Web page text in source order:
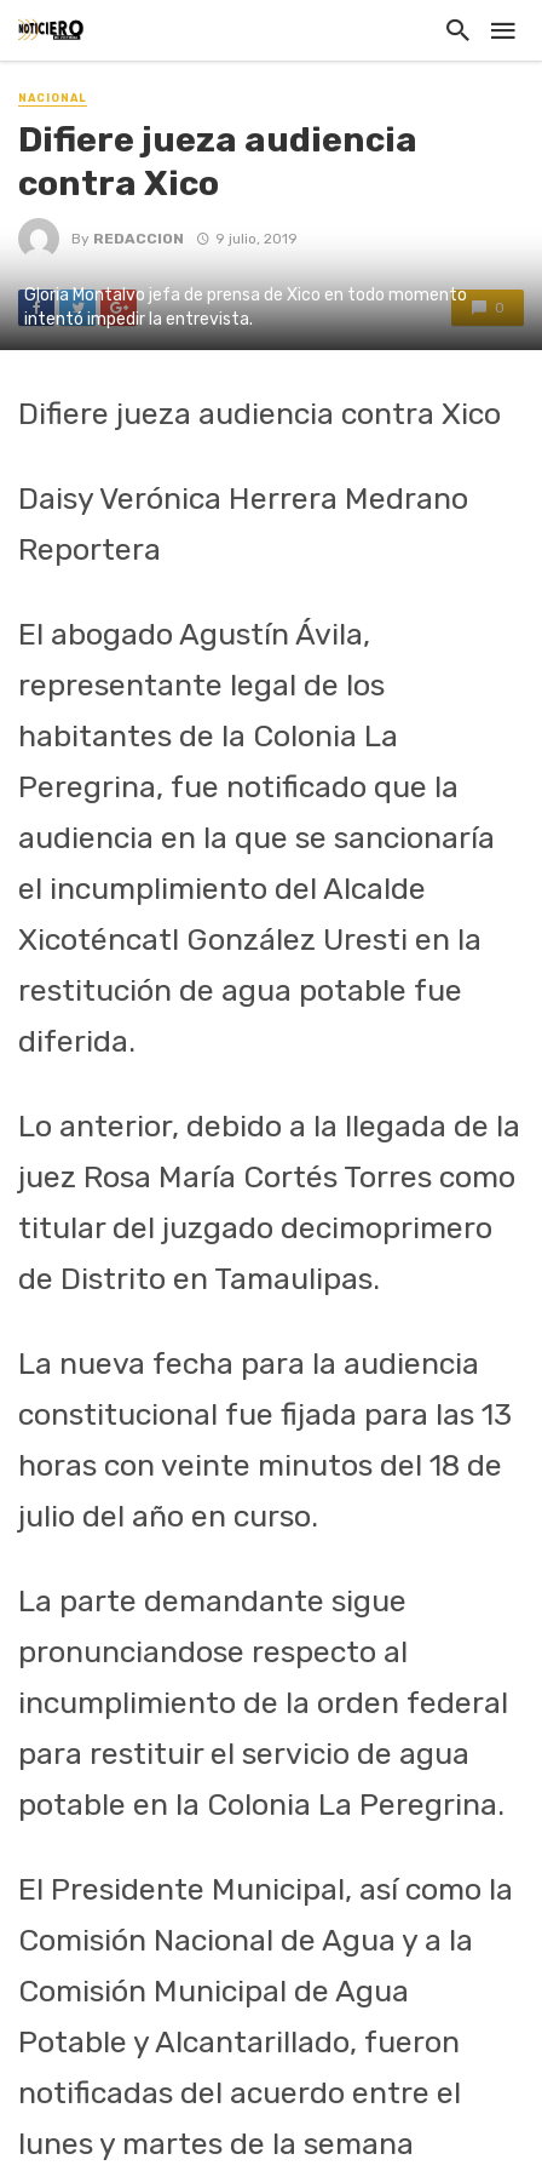
NACIONAL
Difiere jueza audiencia
contra Xico
By REDACCION 9 julio, 2019
0
Gloria Montalvo jefa de prensa de Xico en todo momento
intentó impedir la entrevista.
Difiere jueza audiencia contra Xico
Daisy Verónica Herrera Medrano
Reportera
El abogado Agustín Ávila,
representante legal de los
habitantes de la Colonia La
Peregrina, fue notificado que la
audiencia en la que se sancionaría
el incumplimiento del Alcalde
Xicoténcatl González Uresti en la
restitución de agua potable fue
diferida.
Lo anterior, debido a la llegada de la
juez Rosa María Cortés Torres como
titular del juzgado decimoprimero
de Distrito en Tamaulipas.
La nueva fecha para la audiencia
constitucional fue fijada para las 13
horas con veinte minutos del 18 de
julio del año en curso.
La parte demandante sigue
pronunciandose respecto al
incumplimiento de la orden federal
para restituir el servicio de agua
potable en la Colonia La Peregrina.
El Presidente Municipal, así como la
Comisión Nacional de Agua y a la
Comisión Municipal de Agua
Potable y Alcantarillado, fueron
notificadas del acuerdo entre el
lunes y martes de la semana